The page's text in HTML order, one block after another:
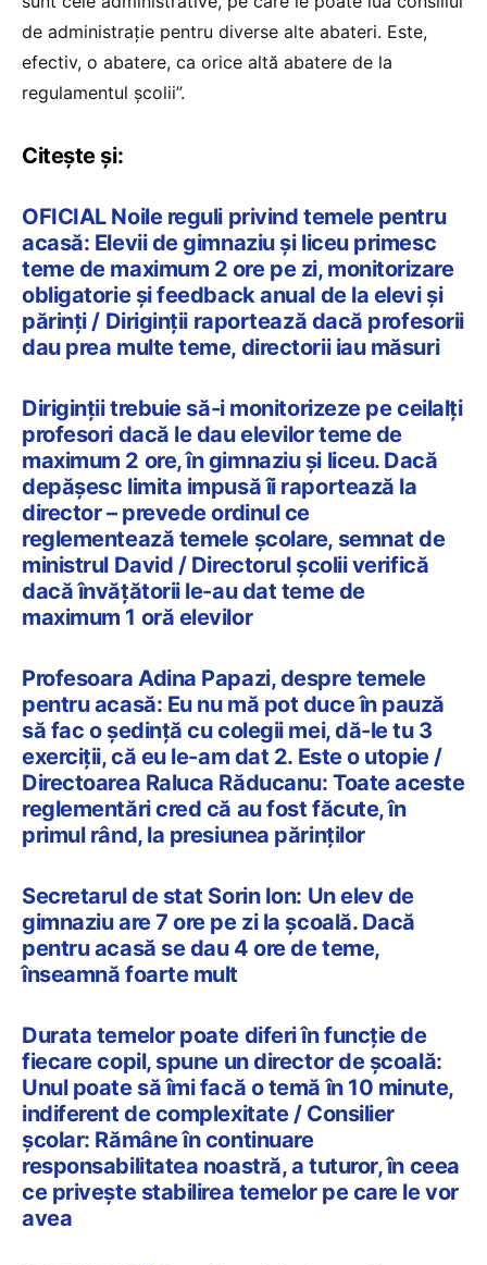
de administrație pentru diverse alte abateri. Este,
efectiv, o abatere, ca orice altă abatere de la
regulamentul școlii”.
Citește și:
OFICIAL Noile reguli privind temele pentru
acasă: Elevii de gimnaziu și liceu primesc
teme de maximum 2 ore pe zi, monitorizare
obligatorie și feedback anual de la elevi și
părinți / Diriginții raportează dacă profesorii
dau prea multe teme, directorii iau măsuri
Diriginții trebuie să-i monitorizeze pe ceilalți
profesori dacă le dau elevilor teme de
maximum 2 ore, în gimnaziu și liceu. Dacă
depășesc limita impusă îi raportează la
director – prevede ordinul ce
reglementează temele școlare, semnat de
ministrul David / Directorul școlii verifică
dacă învățătorii le-au dat teme de
maximum 1 oră elevilor
Profesoara Adina Papazi, despre temele
pentru acasă: Eu nu mă pot duce în pauză
să fac o ședință cu colegii mei, dă-le tu 3
exerciții, că eu le-am dat 2. Este o utopie /
Directoarea Raluca Răducanu: Toate aceste
reglementări cred că au fost făcute, în
primul rând, la presiunea părinților
Secretarul de stat Sorin Ion: Un elev de
gimnaziu are 7 ore pe zi la școală. Dacă
pentru acasă se dau 4 ore de teme,
înseamnă foarte mult
Durata temelor poate diferi în funcție de
fiecare copil, spune un director de școală:
Unul poate să îmi facă o temă în 10 minute,
indiferent de complexitate / Consilier
școlar: Rămâne în continuare
responsabilitatea noastră, a tuturor, în ceea
ce privește stabilirea temelor pe care le vor
avea